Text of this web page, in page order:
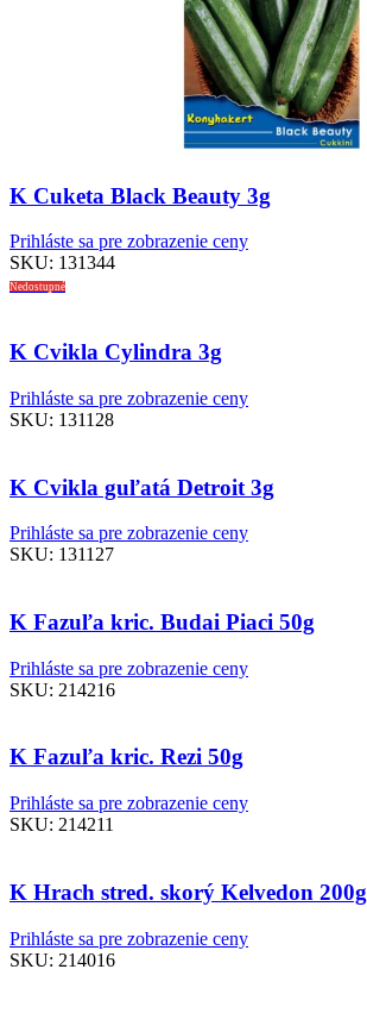
K Cuketa Black Beauty 3g
Prihláste sa pre zobrazenie ceny
SKU: 131344
Nedostupné
K Cvikla Cylindra 3g
Prihláste sa pre zobrazenie ceny
SKU: 131128
K Cvikla guľatá Detroit 3g
Prihláste sa pre zobrazenie ceny
SKU: 131127
K Fazuľa kric. Budai Piaci 50g
Prihláste sa pre zobrazenie ceny
SKU: 214216
K Fazuľa kric. Rezi 50g
Prihláste sa pre zobrazenie ceny
SKU: 214211
K Hrach stred. skorý Kelvedon 200g
Prihláste sa pre zobrazenie ceny
SKU: 214016